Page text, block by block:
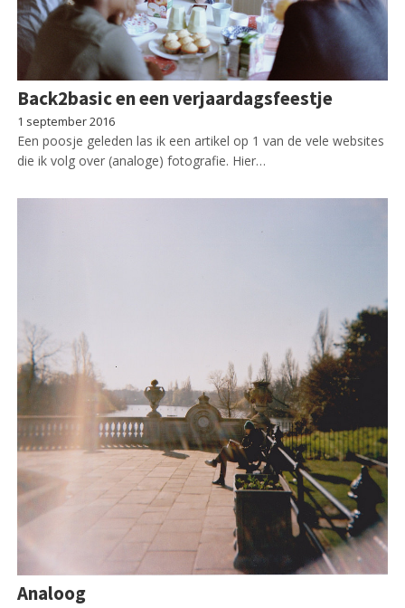
Back2basic en een verjaardagsfeestje
1 september 2016
Een poosje geleden las ik een artikel op 1 van de vele websites
die ik volg over (analoge) fotografie. Hier…
Analoog